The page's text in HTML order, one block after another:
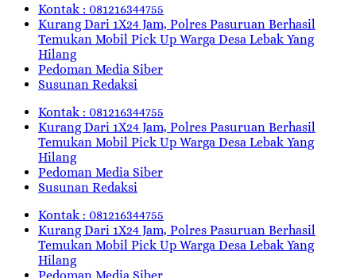
Kontak : 081216344755
Kurang Dari 1X24 Jam, Polres Pasuruan Berhasil
Temukan Mobil Pick Up Warga Desa Lebak Yang
Hilang
Pedoman Media Siber
Susunan Redaksi
Kontak : 081216344755
Kurang Dari 1X24 Jam, Polres Pasuruan Berhasil
Temukan Mobil Pick Up Warga Desa Lebak Yang
Hilang
Pedoman Media Siber
Susunan Redaksi
Kontak : 081216344755
Kurang Dari 1X24 Jam, Polres Pasuruan Berhasil
Temukan Mobil Pick Up Warga Desa Lebak Yang
Hilang